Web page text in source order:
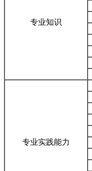
专业知识
专业实践能力